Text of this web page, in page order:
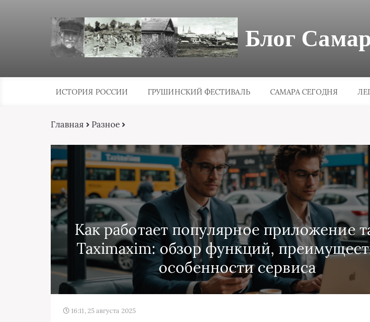
Блог
ИСТОРИЯ РОССИИ ГРУШИНСКИЙ ФЕСТИВАЛЬ САМАРА СЕГОДНЯ
Главная Разное
Как работает популярное приложение
Taximaxim: обзор функций,
особенности сервиса
16:11, 25 августа 2025